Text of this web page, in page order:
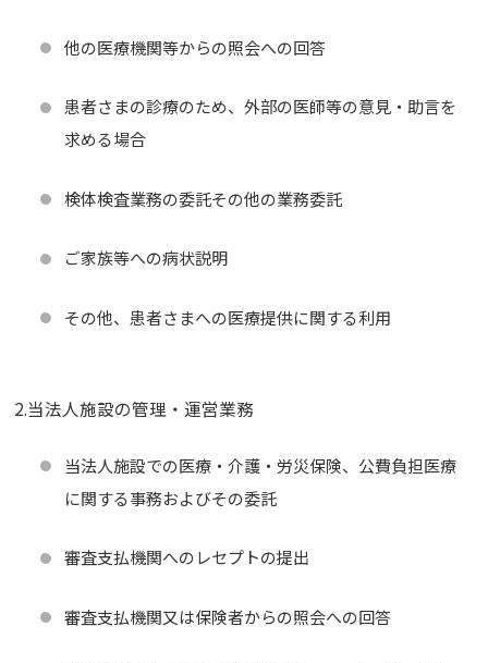
他の医療機関等からの照会への回答
患者さまの診療のため、外部の医師等の意見・助言を
求める場合
検体検査業務の委託その他の業務委託
ご家族等への病状説明
その他、患者さまへの医療提供に関する利用
2.当法人施設の管理・運営業務
当法人施設での医療・介護・労災保険、公費負担医療
に関する事務およびその委託
審査支払機関へのレセプトの提出
審査支払機関又は保険者からの照会への回答